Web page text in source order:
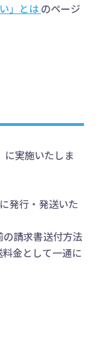
」とは のページ
に実施いたしま
発行・発送いた
の請求書送付方法
金として一通に